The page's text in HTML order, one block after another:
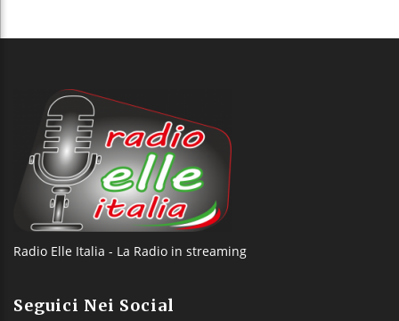
Radio Elle Italia - La Radio in streaming
Seguici Nei Social